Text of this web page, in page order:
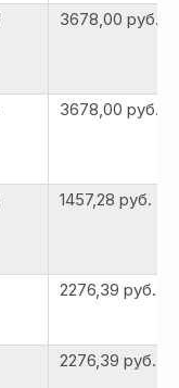
3678,00 руб.
3678,00 руб.
1457,28 руб.
2276,39 руб.
2276,39 руб.